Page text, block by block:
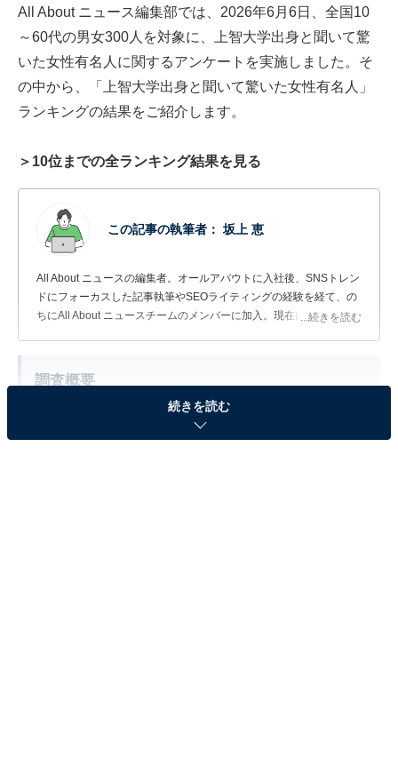
All About ニュース編集部では、2026年6月6日、全国10
～60代の男女300人を対象に、上智大学出身と聞いて驚
いた女性有名人に関するアンケートを実施しました。そ
の中から、「上智大学出身と聞いて驚いた女性有名人」
ランキングの結果をご紹介します。
＞10位までの全ランキング結果を見る
この記事の執筆者： 坂上 恵
All About ニュースの編集者。オールアバウトに入社後、SNSトレン
ドにフォーカスした記事執筆やSEOライティングの経験を経て、の
ちにAll About ニュースチームのメンバーに加入。現在は旅行・カル
...続きを読む
調査概要
調査期間：2026年6月6日
調査方法：インターネット調査
続きを読む